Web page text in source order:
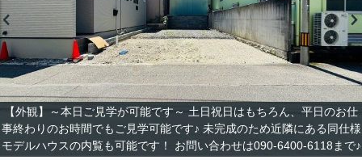
【外観】～本日ご見学が可能です～ 土日祝日はもちろん、平日のお仕
事終わりのお時間でもご見学可能です♪ 未完成のため近隣にある同仕様
モデルハウスの内覧も可能です！ お問い合わせは090-6400-6118まで♪